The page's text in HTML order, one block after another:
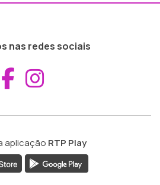
nas redes sociais
Aceder ao
aplicação RTP Play